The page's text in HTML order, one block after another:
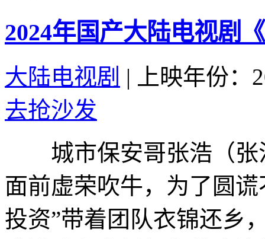
2024年国产大陆电视剧
大陆电视剧 |
上映年份：
去抢沙发
城市保安哥张浩（张
面前虚荣吹牛，为了圆
投资”带着团队衣锦还乡